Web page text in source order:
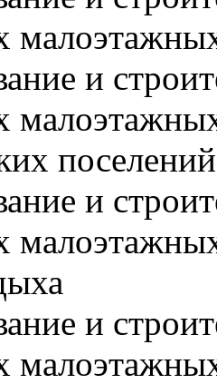
и
поселений
и
и